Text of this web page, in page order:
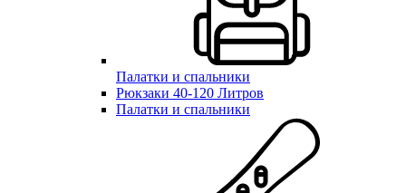
Палатки и спальники
Рюкзаки 40-120 Литров
Палатки и спальники